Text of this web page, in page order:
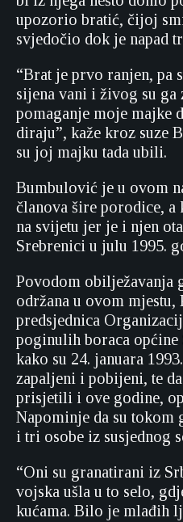
upozorio bratić, čijoj
svjedočio dok je napad
“Brat je prvo ranjen, pa
sijena vani i živog su
pomaganje moje majke
diraju”, kaže kroz suze
su joj majku tada ubili.
Bumbulović je u ovom
članova šire porodice, a
na svijetu jer je i njen
Srebrenici u julu 1995.
Povodom obilježavanja
održana u ovom mjestu,
predsjednica
poginulih boraca općine
kako su 24. januara
zapaljeni i pobijeni, te
prisjetili i ove godine,
Napominje da su tokom
i tri osobe iz susjednog
“Oni su granatirani iz
vojska ušla u to selo,
kućama. Bilo je mlađih